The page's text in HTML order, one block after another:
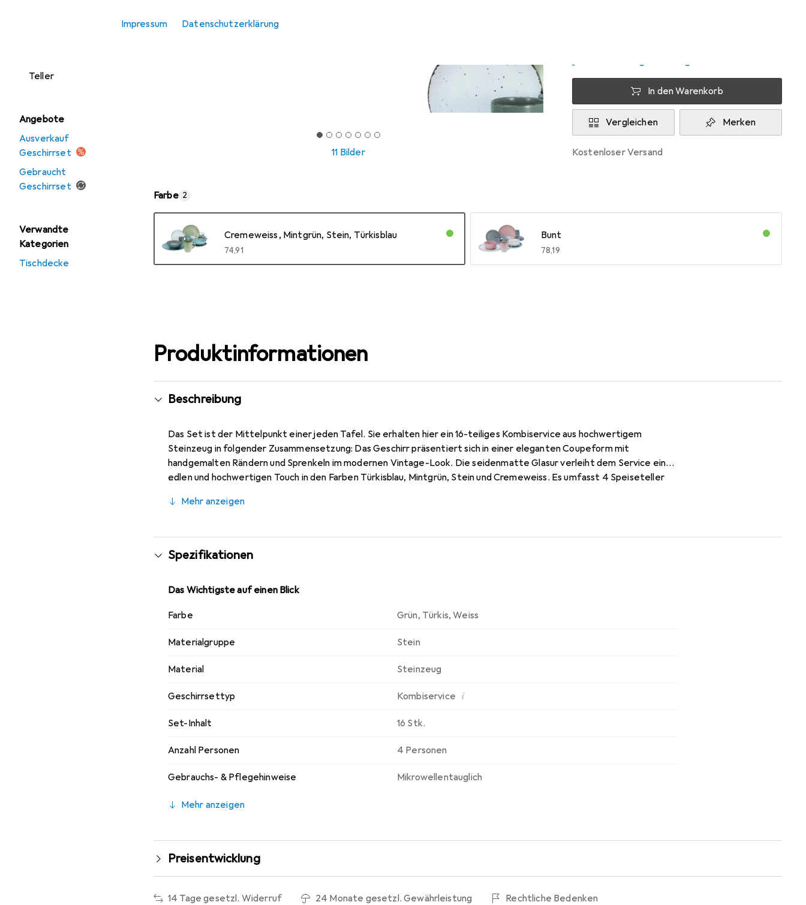
Impressum Datenschutzerklärung
Teller
Angebote
Ausverkauf
Geschirrset
Gebraucht
Geschirrset
Verwandte
Kategorien
Tischdecke
11 Bilder
In den Warenkorb
Vergleichen Merken
kostenloser Versand
Farbe 2
Cremeweiss, Mintgrün, Stein, Türkisblau
EUR
74,91
Bunt
EUR
78,19
Produktinformationen
Beschreibung
Das Set ist der Mittelpunkt einer jeden Tafel. Sie erhalten hier ein 16-teiliges Kombiservice aus hochwertigem
Steinzeug in folgender Zusammensetzung: Das Geschirr präsentiert sich in einer eleganten Coupeform mit
handgemalten Rändern und Sprenkeln im modernen Vintage-Look. Die seidenmatte Glasur verleiht dem Service einen
edlen und hochwertigen Touch in den Farben Türkisblau, Mintgrün, Stein und Cremeweiss. Es umfasst 4 Speiseteller
Mehr anzeigen
Spezifikationen
Das Wichtigste auf einen Blick
Farbe Grün, Türkis,Weiss
Materialgruppe Stein
Material Steinzeug
Geschirrsettyp Kombiservice i
Set-Inhalt 16 Stk.
Anzahl Personen 4 Personen
Gebrauchs- & Pflegehinweise Mikrowellentauglich
Mehr anzeigen
Preisentwicklung
14 Tage gesetzl. Widerruf
24 Monate gesetzl. Gewährleistung
Rechtliche Bedenken